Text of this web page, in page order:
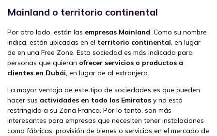
Mainland o territorio continental
Por otro lado, están las empresas Mainland. Como su nombre
indica, están ubicadas en el territorio continental, en lugar
de en una Free Zone. Esta sociedad es más indicada para
personas que quieran ofrecer servicios o productos a
clientes en Dubái, en lugar de al extranjero.
La mayor ventaja de este tipo de sociedades es que pueden
hacer sus actividades en todo los Emiratos y no está
restringida a su Zona Franca. Por lo tanto, son más
interesantes para empresas que necesiten tener instalaciones
como fábricas, provisión de bienes o servicios en el mercado de